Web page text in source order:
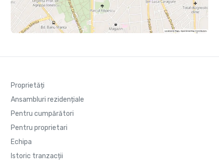
Proprietăți
Ansambluri rezidențiale
Pentru cumpărători
Pentru proprietari
Echipa
Istoric tranzacții